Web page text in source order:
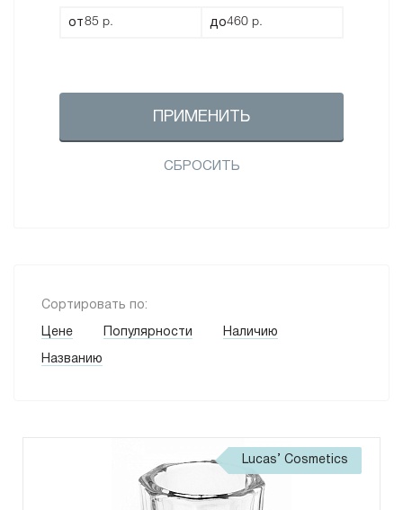
от до
ПРИМЕНИТЬ
СБРОСИТЬ
Сортировать по:
Цене Популярности Наличию
Названию
Lucas’ Cosmetics